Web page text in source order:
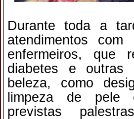
Durante toda a
atendimentos
enfermeiros, que
diabetes e outras
beleza, como
limpeza de pele
previstas